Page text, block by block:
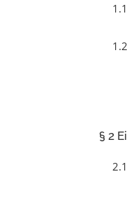
§ 2